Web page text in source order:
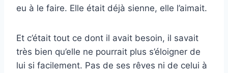
eu à le faire. Elle était déjà sienne, elle l’aimait.
Et c’était tout ce dont il avait besoin, il savait
très bien qu’elle ne pourrait plus s’éloigner de
lui si facilement. Pas de ses rêves ni de celui à